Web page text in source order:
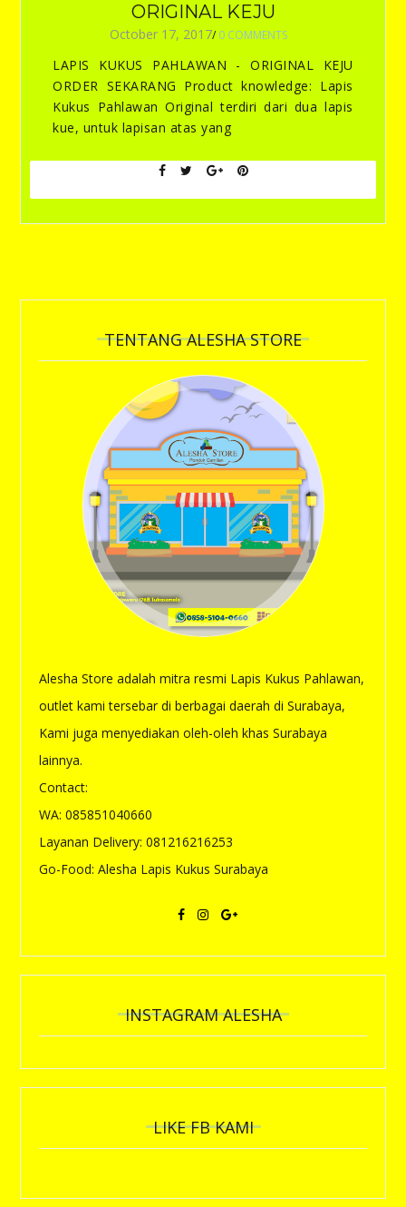
ORIGINAL KEJU
October 17, 2017/ 0 COMMENTS
LAPIS KUKUS PAHLAWAN - ORIGINAL KEJU
ORDER SEKARANG Product knowledge: Lapis
Kukus Pahlawan Original terdiri dari dua lapis
kue, untuk lapisan atas yang
TENTANG ALESHA STORE
Alesha Store adalah mitra resmi Lapis Kukus Pahlawan,
outlet kami tersebar di berbagai daerah di Surabaya,
Kami juga menyediakan oleh-oleh khas Surabaya
lainnya.
Contact:
WA: 085851040660
Layanan Delivery: 081216216253
Go-Food: Alesha Lapis Kukus Surabaya
INSTAGRAM ALESHA
LIKE FB KAMI